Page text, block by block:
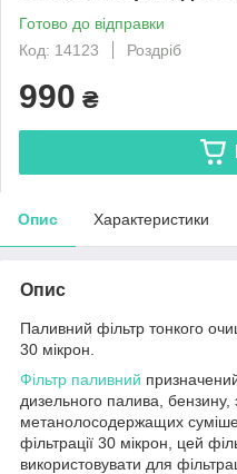
Готово до відправки
Код: 14123
Роздріб
990 ₴
Опис Характеристики
Опис
Паливний фільтр тонкого
30 мікрон.
Фільтр паливний
дизельного палива,
метанолосодержащих
фільтрації 30 мікрон, цей
використовувати для